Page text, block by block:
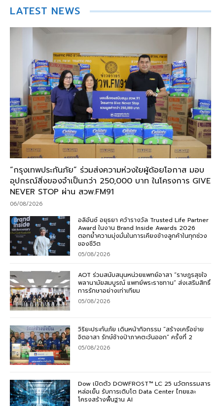
LATEST NEWS
“กรุงเทพประกันภัย” ร่วมส่งความห่วงใยผู้ด้อยโอกาส มอบ
อุปกรณ์สิ่งของจำเป็นกว่า 250,000 บาท ในโครงการ GIVE
NEVER STOP ผ่าน สวพ.FM91
06/08/2026
อลิอันซ์ อยุธยา คว้ารางวัล Trusted Life Partner
Award ในงาน Brand Inside Awards 2026
ตอกย้ำความมุ่งมั่นในการเคียงข้างลูกค้าในทุกช่วง
ของชีวิต
05/08/2026
AOT ร่วมสนับสนุนหน่วยแพทย์อาสา “ราษฎรสุขใจ
พลานามัยสมบูรณ์ แพทย์พระราชทาน” ส่งเสริมสิทธิ์
การรักษาอย่างเท่าเทียม
05/08/2026
วิริยะประกันภัย เดินหน้ากิจกรรม “สร้างเครือข่าย
จิตอาสา รักษ์ช้างป่าภาคตะวันออก” ครั้งที่ 2
05/08/2026
Dow เปิดตัว DOWFROST™ LC 25 นวัตกรรมสาร
หล่อเย็น รับการเติบโต Data Center ไทยและ
โครงสร้างพื้นฐาน AI